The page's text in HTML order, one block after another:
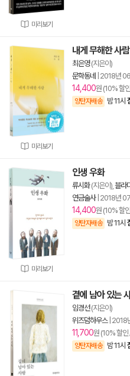
미리보기
미리보기
내게 무해한 사람
최은영(지은이)
문학동네
2018년
14,400원 (10% 할
양탄자배송 밤 11시
미리보기
인생 우화
류시화(지은이), 블라
연금술사| 2018년
14,400원 (10% 할
양탄자배송 밤 11시
곁에 남아 있는
임경선(지은이)
위즈덤하우스| 2018
11,700원 (10% 할
양탄자배송 밤 11시